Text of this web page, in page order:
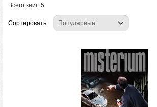
Всего книг: 5
Сортировать: